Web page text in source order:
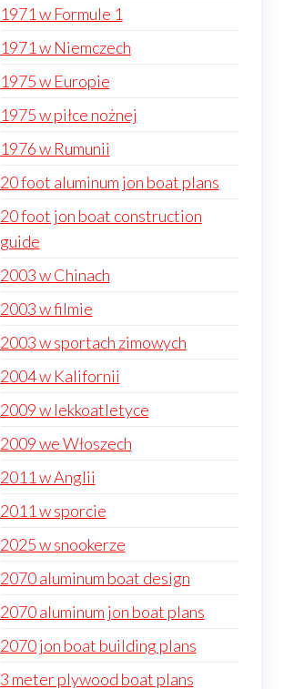
1971 w Formule 1
1971 w Niemczech
1975 w Europie
1975 w piłce nożnej
1976 w Rumunii
20 foot aluminum jon boat plans
20 foot jon boat construction
guide
2003 w Chinach
2003 w filmie
2003 w sportach zimowych
2004 w Kalifornii
2009 w lekkoatletyce
2009 we Włoszech
2011 w Anglii
2011 w sporcie
2025 w snookerze
2070 aluminum boat design
2070 aluminum jon boat plans
2070 jon boat building plans
3 meter plywood boat plans